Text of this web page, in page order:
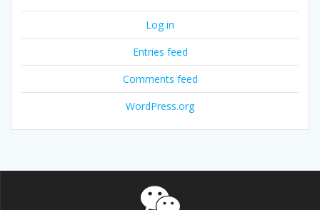
Log in
Entries feed
Comments feed
WordPress.org